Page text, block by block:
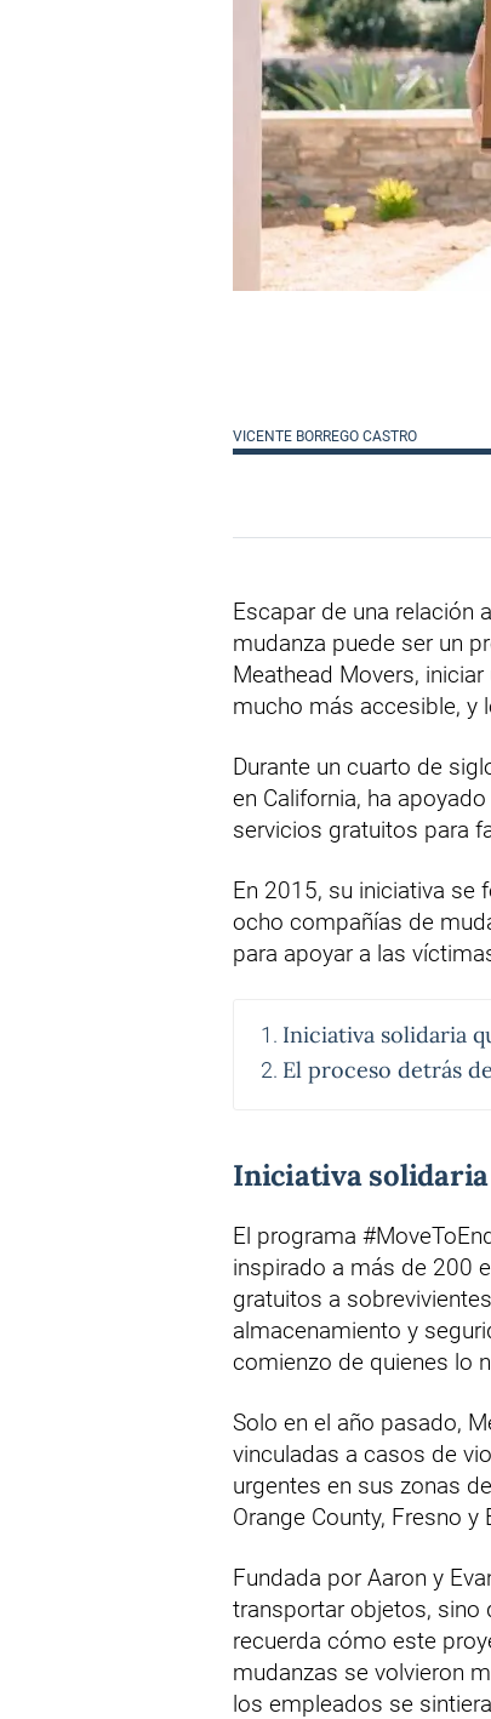
VICENTE BORREGO CASTRO
Escapar de una relación
mudanza puede ser un
Meathead Movers,
mucho más accesible, y
Durante un cuarto de
en California, ha
servicios gratuitos para
En 2015, su iniciativa se
ocho compañías de
para apoyar a las
Iniciativa solidaria
El proceso detrás
Iniciativa solidaria
El programa
inspirado a más de 200
gratuitos a
almacenamiento y
comienzo de quienes lo
Solo en el año pasado,
vinculadas a casos de
urgentes en sus zonas
Orange County, Fresno y
Fundada por Aaron y
transportar objetos, sino
recuerda cómo este
mudanzas se volvieron
los empleados se